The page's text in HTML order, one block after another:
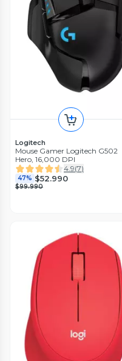
Logitech
Mouse Gamer Logitech G502
Hero, 16,000 DPI
4.9(7)
47% $52.990
$99.990